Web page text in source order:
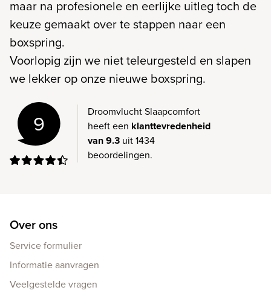
maar na profesionele en eerlijke uitleg toch de
keuze gemaakt over te stappen naar een
boxspring.
Voorlopig zijn we niet teleurgesteld en slapen
we lekker op onze nieuwe boxspring.
9
Droomvlucht Slaapcomfort
heeft een klanttevredenheid
van 9.3 uit 1434
beoordelingen.
Over ons
Service formulier
Informatie aanvragen
Veelgestelde vragen